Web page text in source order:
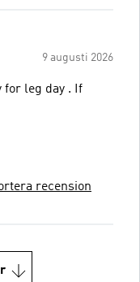
9 augusti 2026
for leg day . If
recension